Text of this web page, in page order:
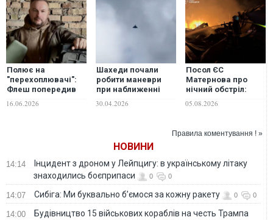
Полює на
"перехоплювачі":
Флеш попередив
про застосування
противником
16.06.2026
Шахеди почали
робити маневри
при наближенні
дронів-
перехоплювачів, -
30.04.2026
Посол ЄС
Матернова про
нічний обстріл:
"Росія намагається
зламати Київ"
05.08.2026
Правила коментування ! »
НОВИНИ
14:14
Інцидент з дроном у Лейпцигу: в українському літаку
знаходились боєприпаси
0 0
14:07 Сибіга: Ми буквально б’ємося за кожну ракету 0 0
14:00
Будівництво 15 військових кораблів на честь Трампа